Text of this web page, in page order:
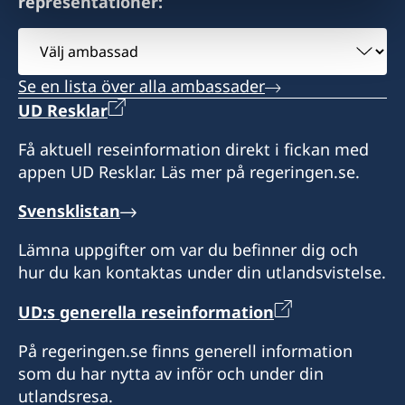
Välj
ambassad
Se en lista över alla ambassader
UD Resklar
Få aktuell reseinformation direkt i fickan med
appen UD Resklar. Läs mer på regeringen.se.
Svensklistan
Lämna uppgifter om var du befinner dig och
hur du kan kontaktas under din utlandsvistelse.
UD:s generella reseinformation
På regeringen.se finns generell information
som du har nytta av inför och under din
utlandsresa.